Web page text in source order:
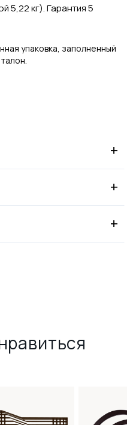
5,22 кг). Гарантия 5
упаковка, заполненный
+
+
+